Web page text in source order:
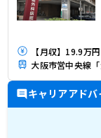
【月収】19.9万
大阪市営中央線
キャリアアド